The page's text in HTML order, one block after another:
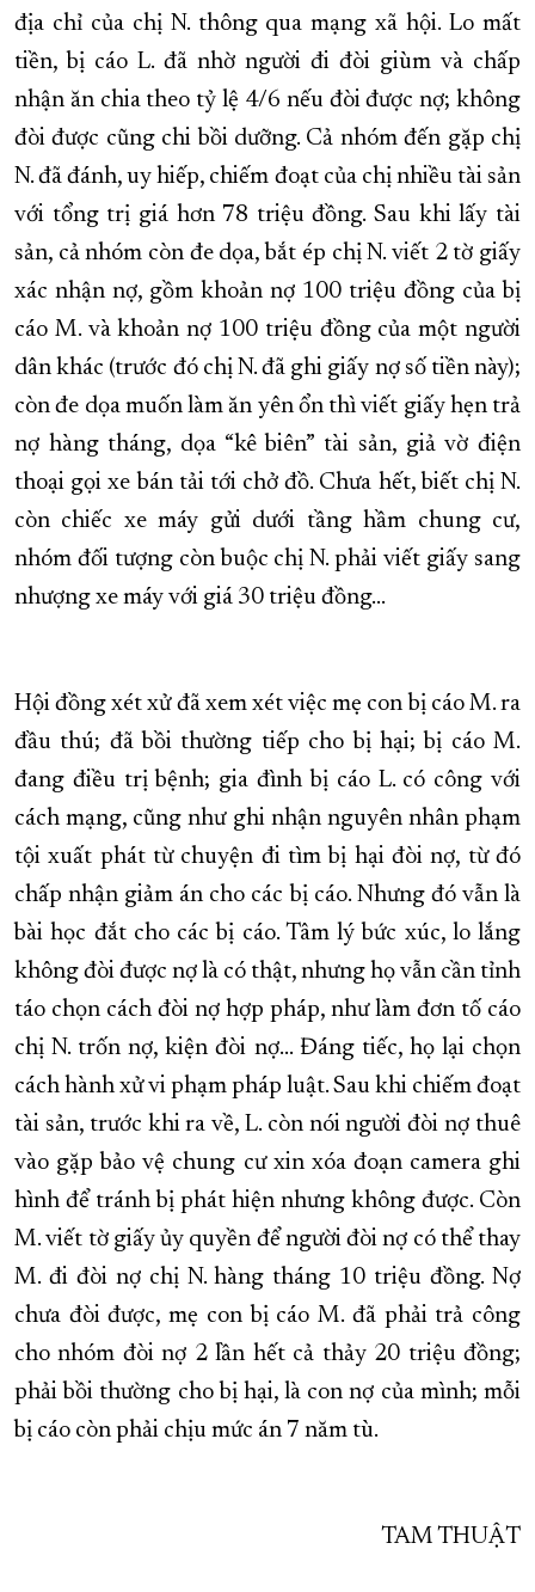
địa chỉ của chị N. thông qua mạng xã hội. Lo mất
tiền, bị cáo L. đã nhờ người đi đòi giùm và chấp
nhận ăn chia theo tỷ lệ 4/6 nếu đòi được nợ; không
đòi được cũng chi bồi dưỡng. Cả nhóm đến gặp chị
N. đã đánh, uy hiếp, chiếm đoạt của chị nhiều tài sản
với tổng trị giá hơn 78 triệu đồng. Sau khi lấy tài
sản, cả nhóm còn đe dọa, bắt ép chị N. viết 2 tờ giấy
xác nhận nợ, gồm khoản nợ 100 triệu đồng của bị
cáo M. và khoản nợ 100 triệu đồng của một người
dân khác (trước đó chị N. đã ghi giấy nợ số tiền này);
còn đe dọa muốn làm ăn yên ổn thì viết giấy hẹn trả
nợ hàng tháng, dọa “kê biên” tài sản, giả vờ điện
thoại gọi xe bán tải tới chở đồ. Chưa hết, biết chị N.
còn chiếc xe máy gửi dưới tầng hầm chung cư,
nhóm đối tượng còn buộc chị N. phải viết giấy sang
nhượng xe máy với giá 30 triệu đồng...
Hội đồng xét xử đã xem xét việc mẹ con bị cáo M. ra
đầu thú; đã bồi thường tiếp cho bị hại; bị cáo M.
đang điều trị bệnh; gia đình bị cáo L. có công với
cách mạng, cũng như ghi nhận nguyên nhân phạm
tội xuất phát từ chuyện đi tìm bị hại đòi nợ, từ đó
chấp nhận giảm án cho các bị cáo. Nhưng đó vẫn là
bài học đắt cho các bị cáo. Tâm lý bức xúc, lo lắng
không đòi được nợ là có thật, nhưng họ vẫn cần tỉnh
táo chọn cách đòi nợ hợp pháp, như làm đơn tố cáo
chị N. trốn nợ, kiện đòi nợ… Đáng tiếc, họ lại chọn
cách hành xử vi phạm pháp luật. Sau khi chiếm đoạt
tài sản, trước khi ra về, L. còn nói người đòi nợ thuê
vào gặp bảo vệ chung cư xin xóa đoạn camera ghi
hình để tránh bị phát hiện nhưng không được. Còn
M. viết tờ giấy ủy quyền để người đòi nợ có thể thay
M. đi đòi nợ chị N. hàng tháng 10 triệu đồng. Nợ
chưa đòi được, mẹ con bị cáo M. đã phải trả công
cho nhóm đòi nợ 2 lần hết cả thảy 20 triệu đồng;
phải bồi thường cho bị hại, là con nợ của mình; mỗi
bị cáo còn phải chịu mức án 7 năm tù.
TAM THUẬT